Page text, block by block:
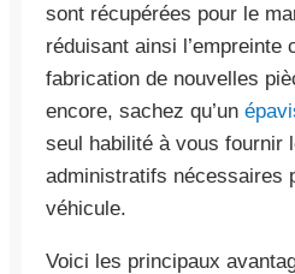
sont récupérées pour le
réduisant ainsi l’empreinte
fabrication de nouvelles
encore, sachez qu’un
seul habilité à vous fournir
administratifs nécessaires
véhicule.
Voici les principaux